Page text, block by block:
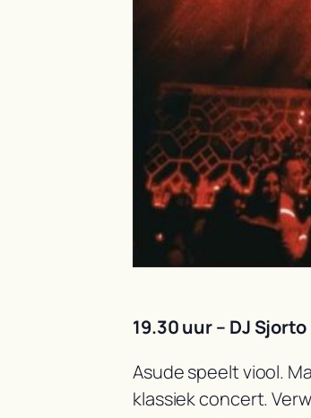
19.30 uur – DJ
Asude speelt viool.
klassiek concert.